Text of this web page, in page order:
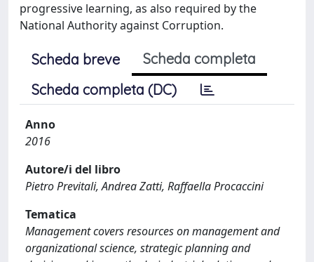
progressive learning, as also required by the
National Authority against Corruption.
Scheda breve
Scheda completa
Scheda completa (DC)
Anno
2016
Autore/i del libro
Pietro Previtali, Andrea Zatti, Raffaella Procaccini
Tematica
Management covers resources on management and
organizational science, strategic planning and